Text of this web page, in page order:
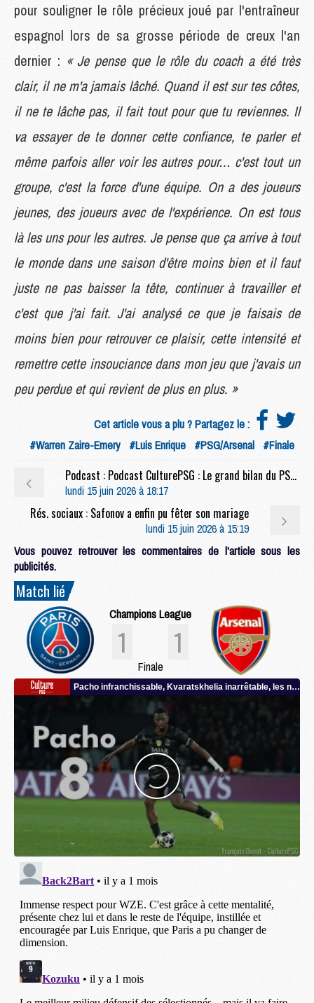
pour souligner le rôle précieux joué par l'entraîneur
espagnol lors de sa grosse période de creux l'an
dernier : « Je pense que le rôle du coach a été très
clair, il ne m'a jamais lâché. Quand il est sur tes côtes,
il ne te lâche pas, il fait tout pour que tu reviennes. Il
va essayer de te donner cette confiance, te parler et
même parfois aller voir les autres pour… c'est tout un
groupe, c'est la force d'une équipe. On a des joueurs
jeunes, des joueurs avec de l'expérience. On est tous
là les uns pour les autres. Je pense que ça arrive à tout
le monde dans une saison d'être moins bien et il faut
juste ne pas baisser la tête, continuer à travailler et
c'est que j'ai fait. J'ai analysé ce que je faisais de
moins bien pour retrouver ce plaisir, cette intensité et
remettre cette insouciance dans mon jeu que j'avais un
peu perdue et qui revient de plus en plus. »
Cet article vous a plu ? Partagez le :
#Warren Zaire-Emery #Luis Enrique #PSG/Arsenal #Finale
Podcast : Podcast CulturePSG : Le grand bilan du PSG 2025/2026
lundi 15 juin 2026 à 18:17
Rés. sociaux : Safonov a enfin pu fêter son mariage
lundi 15 juin 2026 à 15:19
Vous pouvez retrouver les commentaires de l'article sous les
publicités.
Match lié
Champions League
1 1
Finale